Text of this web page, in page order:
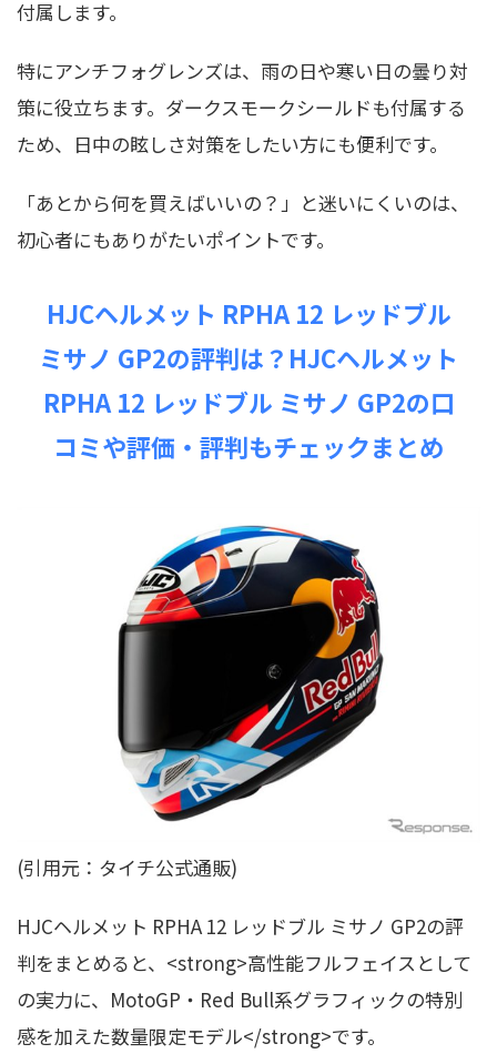
付属します。
特にアンチフォグレンズは、雨の日や寒い日の曇り対
策に役立ちます。ダークスモークシールドも付属する
ため、日中の眩しさ対策をしたい方にも便利です。
「あとから何を買えばいいの？」と迷いにくいのは、
初心者にもありがたいポイントです。
HJCヘルメット RPHA 12 レッドブル
ミサノ GP2の評判は？HJCヘルメット
RPHA 12 レッドブル ミサノ GP2の口
コミや評価・評判もチェックまとめ
(引用元：タイチ公式通販)
HJCヘルメット RPHA 12 レッドブル ミサノ GP2の評
判をまとめると、<strong>高性能フルフェイスとして
の実力に、MotoGP・Red Bull系グラフィックの特別
感を加えた数量限定モデル</strong>です。